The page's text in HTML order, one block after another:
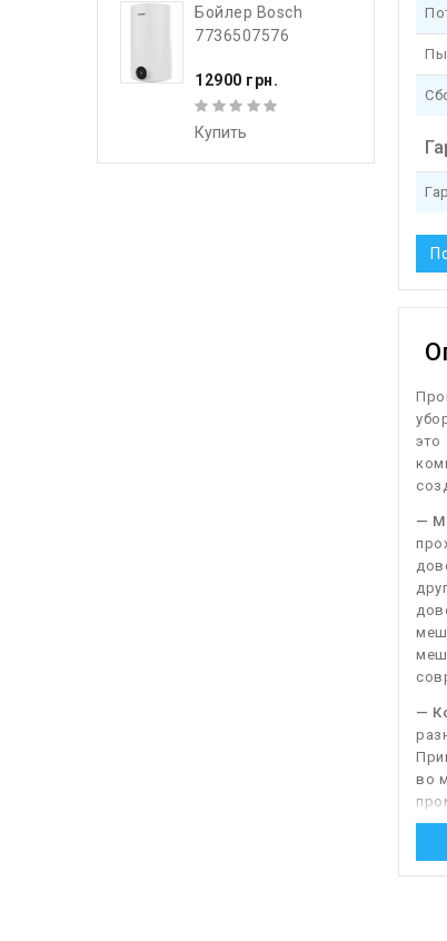
Бойлер Bosch
7736507576
12900 грн.
Купить
П
это
—
—
во
за